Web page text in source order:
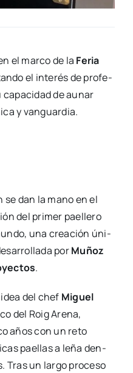
el mar­co de la Feria
el inte­rés de pro­fe­
de aunar
y van­guar­dia.
dan la mano en el
del pri­mer pae­lle­ro
una crea­ción úni­
porMuñoz
.
del chef Miguel
del Roig Are­na,
años con un reto
pae­llas a leña den­
Tras un lar­go pro­ce­so